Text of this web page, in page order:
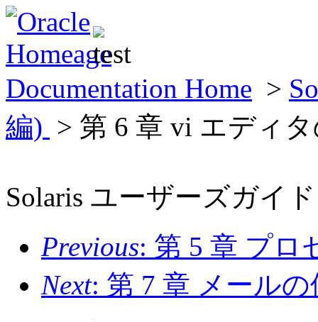
Documentation Home >
編) > 第 6 章 vi エディ
Solaris ユーザーズガイ
Previous: 第 5 章 プロ
Next: 第 7 章 メール